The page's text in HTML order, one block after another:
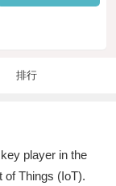
排行
player in the
of Things (IoT).